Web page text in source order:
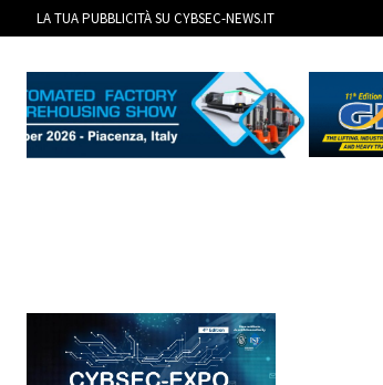
LA TUA PUBBLICITÀ SU CYBSEC-NEWS.IT